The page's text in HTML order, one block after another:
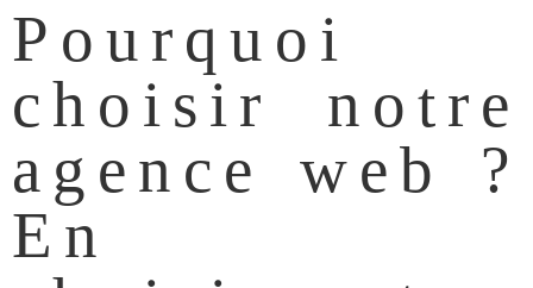
Pourquoi
choisir notre
agence web ?
En